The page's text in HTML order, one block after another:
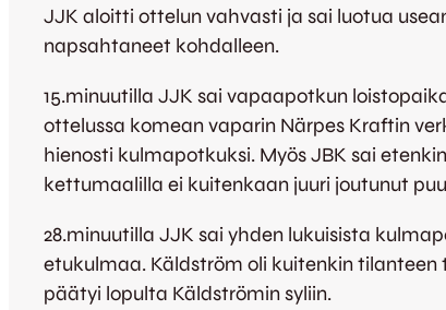
JJK aloitti ottelun vahvasti ja sai luotua
napsahtaneet kohdalleen.
15.minuutilla JJK sai vapaapotkun
ottelussa komean vaparin Närpes Kraftin
hienosti kulmapotkuksi. Myös JBK sai
kettumaalilla ei kuitenkaan juuri joutunut
28.minuutilla JJK sai yhden lukuisista
etukulmaa. Käldström oli kuitenkin
päätyi lopulta Käldströmin syliin.